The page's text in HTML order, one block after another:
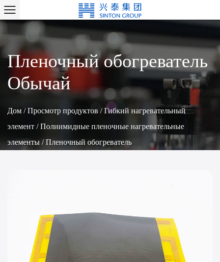
Пленочный обогреватель
Обычай
Дом /Просмотр продуктов /Гибкий нагревательный
элемент /Полиимидные пленочные нагревательные
элементы /Пленочный обогреватель